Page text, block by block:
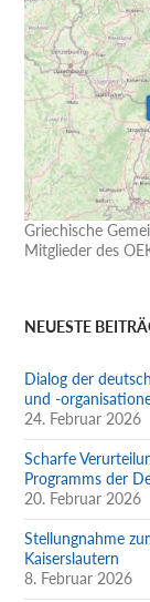
Griechische
Mitglieder des
NEUESTE
Dialog der
und -
24. Februar 2026
Scharfe
Programms der
20. Februar 2026
Stellungnahme
Kaiserslautern
8. Februar 2026